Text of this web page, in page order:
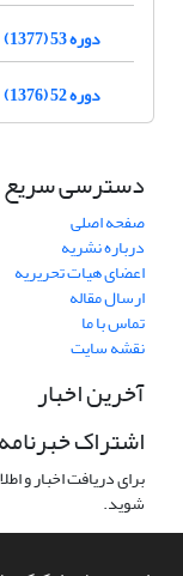
دوره 53 (1377)
دوره 52 (1376)
دسترسی سریع
صفحه اصلی
درباره نشریه
اعضای هیات تحریریه
ارسال مقاله
تماس با ما
نقشه سایت
آخرین اخبار
اشتراک خبرنامه
برای دریافت اخبار و
شوید.